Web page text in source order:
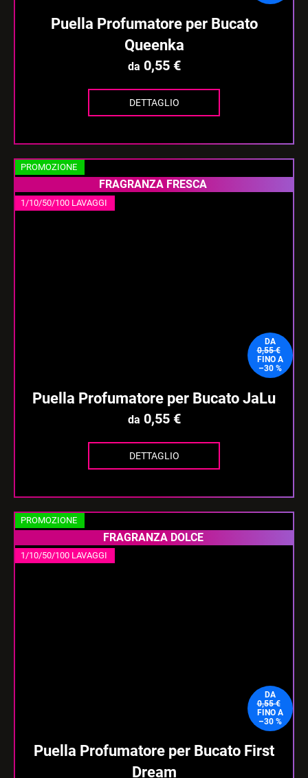
Puella Profumatore per Bucato
Queenka
da 0,55 €
DETTAGLIO
PROMOZIONE
FRAGRANZA FRESCA
1/10/50/100 LAVAGGI
DA
0,55 €
FINO A
–30 %
Puella Profumatore per Bucato JaLu
da 0,55 €
DETTAGLIO
PROMOZIONE
FRAGRANZA DOLCE
1/10/50/100 LAVAGGI
DA
0,55 €
FINO A
–30 %
Puella Profumatore per Bucato First
Dream